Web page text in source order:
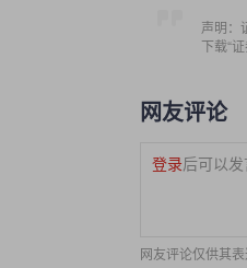
声明：
下载“
网友评论
登录后可以发
网友评论仅供其